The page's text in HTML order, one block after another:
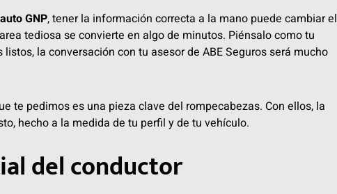
GNP, tener la información correcta a la mano puede cambiar el
tediosa se convierte en algo de minutos. Piénsalo como tu
la conversación con tu asesor de ABE Seguros será mucho
te pedimos es una pieza clave del rompecabezas. Con ellos, la
hecho a la medida de tu perfil y de tu vehículo.
del conductor